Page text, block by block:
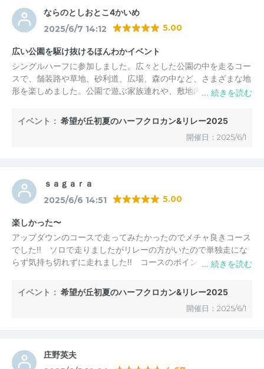
ならのとしおとこ4かいめ
2025/6/7 14:12 5.00
広い公園を駆け抜けるほんわかイベント
シングルハーフに参加しました。広々とした公園の中を走るコー
スで、舗装路や草地、砂利道、広場、森の中など、さまざまな地
形を楽しめました。公園で遊ぶ家族連れや、敷地内にあるテニス
の中で走ることができました。
周回を重ねるにつれ、中盤の登りがきつく感じましたが、難所は
そこだけで、参加者の数も多すぎないため、自分のペースで楽し
さらに、コース脇の芝生エリアにはテーブルやチェアを置けるス
ペースがあり、レース後もゆっくり過ごせました。駐車場も広
く、十分な台数の車が停められそうです。
イベント： 希望が丘初夏のハーフクロカン&リレー2025
開催日：2025/6/1
ｓａｇａｒａ
2025/6/6 14:51 5.00
楽しかった〜
アップダウンのコースで走ってみたかったのでメチャ良きコース
でした!! ソロで走りましたがリレーの方がいたので単独走にな
らず気持ち切れずに走れました!! コースのポイントにスタッフ
た!! また参加したいです!!
イベント： 希望が丘初夏のハーフクロカン&リレー2025
開催日：2025/6/1
庄野英夫